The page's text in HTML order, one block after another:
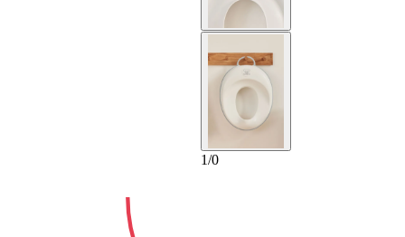
1/0
2-ANS